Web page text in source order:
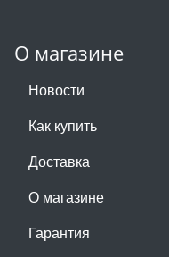
О магазине
Новости
Как купить
Доставка
О магазине
Гарантия